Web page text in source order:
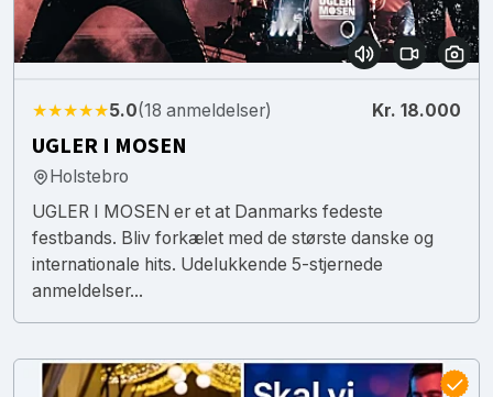
★★★★★5.0(18 anmeldelser) Kr. 18.000
UGLER I MOSEN
Holstebro
UGLER I MOSEN er et at Danmarks fedeste
festbands. Bliv forkælet med de største danske og
internationale hits. Udelukkende 5-stjernede
anmeldelser...